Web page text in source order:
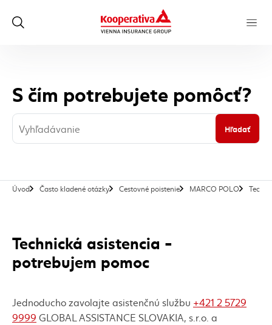
S čím potrebujete pomôcť?
Hľadať
Úvod Často kladené otázky Cestovné poistenie MARCO POLO
Technická asistencia -
potrebujem pomoc
Jednoducho zavolajte asistenčnú službu +421 2 5729
9999 GLOBAL ASSISTANCE SLOVAKIA, s.r.o. a